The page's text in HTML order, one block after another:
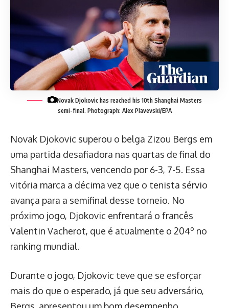
Novak Djokovic has reached his 10th Shanghai Masters
semi-final. Photograph: Alex Plavevski/EPA
Novak Djokovic superou o belga Zizou Bergs em
uma partida desafiadora nas quartas de final do
Shanghai Masters, vencendo por 6-3, 7-5. Essa
vitória marca a décima vez que o tenista sérvio
avança para a semifinal desse torneio. No
próximo jogo, Djokovic enfrentará o francês
Valentin Vacherot, que é atualmente o 204º no
ranking mundial.
Durante o jogo, Djokovic teve que se esforçar
mais do que o esperado, já que seu adversário,